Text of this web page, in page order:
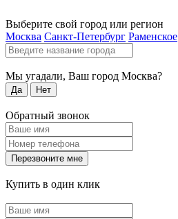
Выберите свой город или регион
Москва Санкт-Петербург Раменское
Мы угадали, Ваш город Москва?
Да Нет
Обратный звонок
Перезвоните мне
Купить в один клик